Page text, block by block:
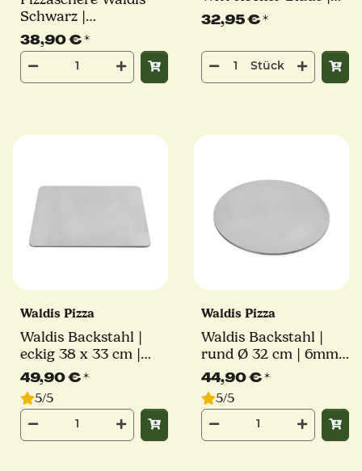
Schwarz |
Scherenmanufaktur
PAUL inkl.
Geschenkkarton
38,90 €*
Black Edition mit
Softgriff
32,95 €*
Stück
Waldis Pizza
Waldis Backstahl |
eckig 38 x 33 cm |
6mm Stärke
49,90 €*
5/5
Waldis Pizza
Waldis Backstahl |
rund Ø 32 cm | 6mm
Stärke
44,90 €*
5/5